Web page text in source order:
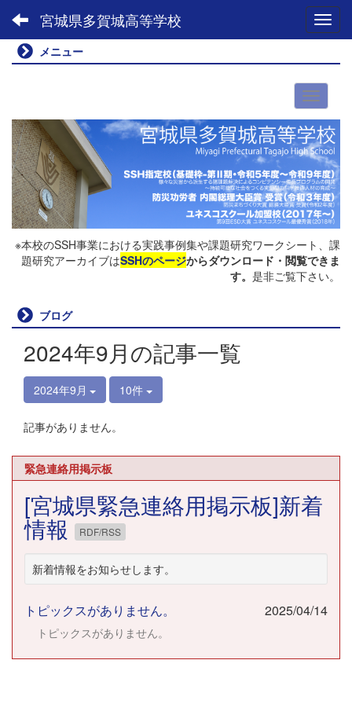
宮城県多賀城高等学校
メニュー
※本校のSSH事業における実践事例集や課題研究ワークシート、課
題研究アーカイブはSSHのページからダウンロード・閲覧できま
す。 是非ご覧下さい。
ブログ
2024年9月の記事一覧
2024年9月 10件
記事がありません。
緊急連絡用掲示板
[宮城県緊急連絡用掲示板]新着
情報 RDF/RSS
新着情報をお知らせします。
トピックスがありません。 2025/04/14
トピックスがありません。